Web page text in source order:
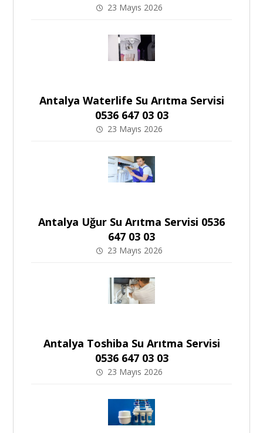
23 Mayıs 2026
Antalya Waterlife Su Arıtma Servisi
0536 647 03 03
23 Mayıs 2026
Antalya Uğur Su Arıtma Servisi 0536
647 03 03
23 Mayıs 2026
Antalya Toshiba Su Arıtma Servisi
0536 647 03 03
23 Mayıs 2026